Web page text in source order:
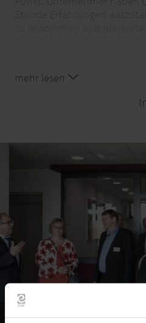
WfG Vulkaneifel
Judith Klassmann-Laux: Tel
Email: judith.klassmann-
mehr lesen